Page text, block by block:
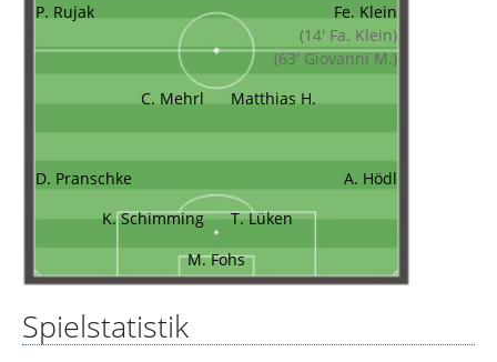
P. Rujak
Fe. Klein
(14' Fa. Klein)
(63' Giovanni M.)
C. Mehrl
Matthias H.
D. Pranschke
A. Hödl
K. Schimming
T. Lüken
M. Fohs
Spielstatistik